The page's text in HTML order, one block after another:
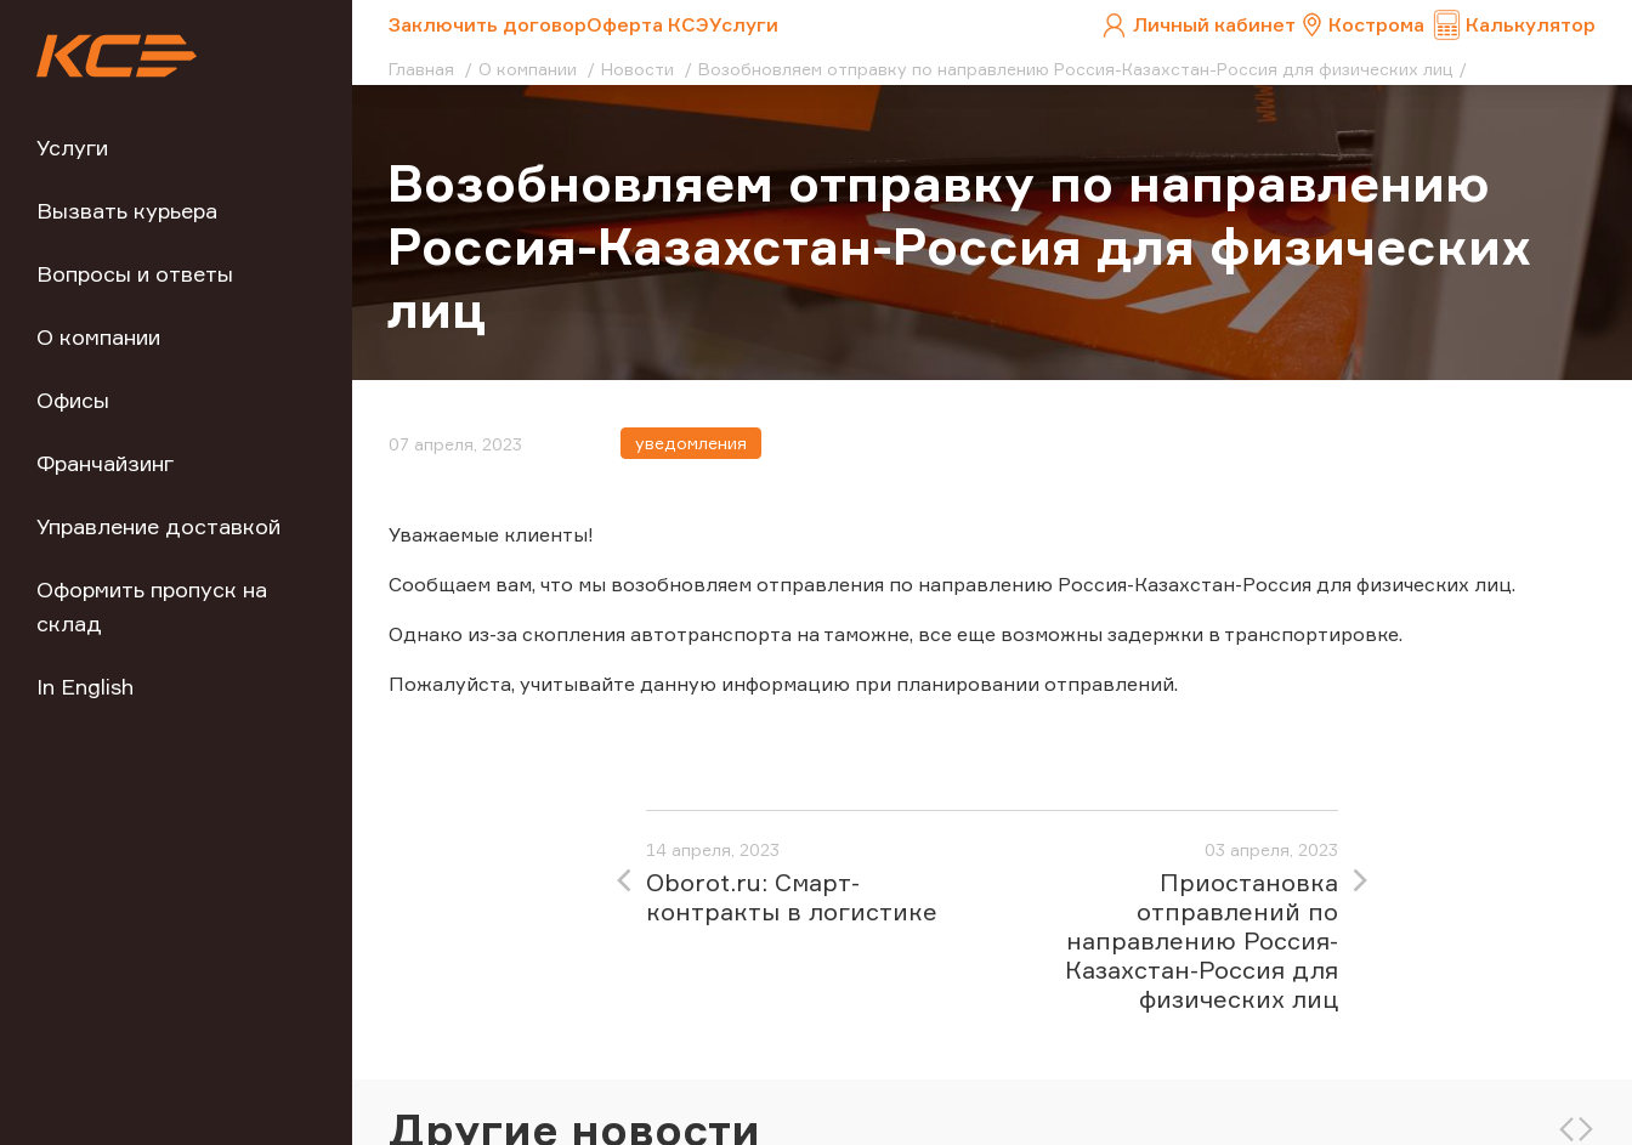
Услуги
Вызвать курьера
Вопросы и ответы
О компании
Офисы
Франчайзинг
Управление доставкой
Оформить пропуск на
склад
In English
Заключить договорОферта КСЭУслуги Личный кабинет Кострома Калькулятор
Главная О компании Новости Возобновляем отправку по направлению Россия-Казахстан-Россия для физических лиц
Возобновляем отправку по направлению
Россия-Казахстан-Россия для физических
лиц
07 апреля, 2023 уведомления
Уважаемые клиенты!
Сообщаем вам, что мы возобновляем отправления по направлению Россия-Казахстан-Россия для физических лиц.
Однако из-за скопления автотранспорта на таможне, все еще возможны задержки в транспортировке.
Пожалуйста, учитывайте данную информацию при планировании отправлений.
14 апреля, 2023
Oborot.ru: Смарт-
контракты в логистике
03 апреля, 2023
Приостановка
отправлений по
направлению Россия-
Казахстан-Россия для
физических лиц
Другие новости